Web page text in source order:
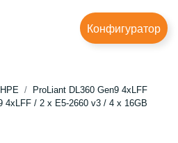
Конфигуратор
ProLiant DL360 Gen9 4xLFF
4xLFF / 2 x E5-2660 v3 / 4 x 16GB